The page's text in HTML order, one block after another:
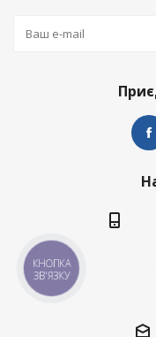
КНОПКА
ЗВ'ЯЗКУ